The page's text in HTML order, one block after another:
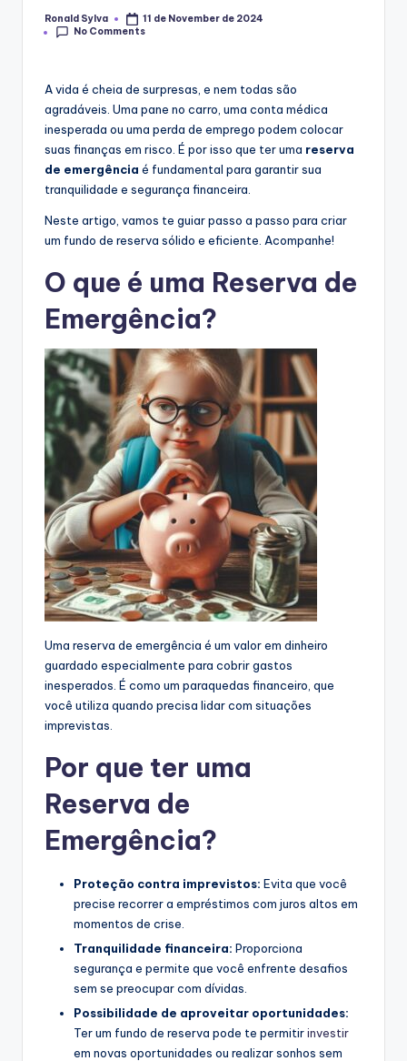
Posted
by
Ronald Sylva
11 de November de 2024
No Comments
A vida é cheia de surpresas, e nem todas são
agradáveis. Uma pane no carro, uma conta médica
inesperada ou uma perda de emprego podem colocar
suas finanças em risco. É por isso que ter uma reserva
de emergência é fundamental para garantir sua
tranquilidade e segurança financeira.
Neste artigo, vamos te guiar passo a passo para criar
um fundo de reserva sólido e eficiente. Acompanhe!
O que é uma Reserva de
Emergência?
Uma reserva de emergência é um valor em dinheiro
guardado especialmente para cobrir gastos
inesperados. É como um paraquedas financeiro, que
você utiliza quando precisa lidar com situações
imprevistas.
Por que ter uma
Reserva de
Emergência?
Proteção contra imprevistos: Evita que você
precise recorrer a empréstimos com juros altos em
momentos de crise.
Tranquilidade financeira: Proporciona
segurança e permite que você enfrente desafios
sem se preocupar com dívidas.
Possibilidade de aproveitar oportunidades:
Ter um fundo de reserva pode te permitirinvestir
em novas oportunidades ou realizar sonhos sem